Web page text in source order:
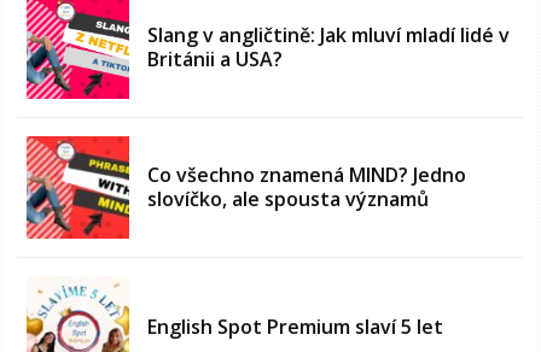
Slang v angličtině: Jak mluví mladí lidé v
Británii a USA?
Co všechno znamená MIND? Jedno
slovíčko, ale spousta významů
English Spot Premium slaví 5 let